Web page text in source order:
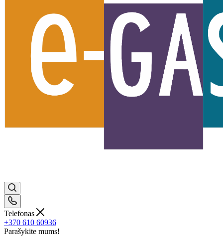
Telefonas
+370 610 60936
Parašykite mums!